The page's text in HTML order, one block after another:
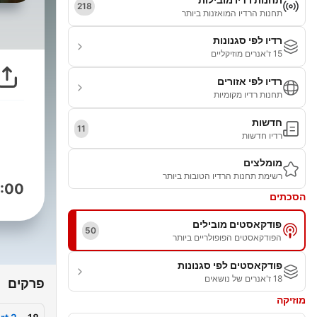
תחנות הרדיו המואזנות ביותר
218
רדיו לפי סגנונות
15 ז'אנרים מוזיקליים
רדיו לפי אזורים
תחנות רדיו מקומיות
חדשות
רדיו חדשות
11
מומלצים
רשימת תחנות הרדיו הטובות ביותר
הסכתים
פודקאסטים מובילים
הפודקאסטים הפופולריים ביותר
50
פודקאסטים לפי סגנונות
18 ז'אנרים של נושאים
מוזיקה
פרקים